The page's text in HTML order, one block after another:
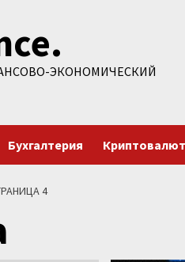
ЭКОНОМИЧЕСКИЙ
Бухгалтерия
4